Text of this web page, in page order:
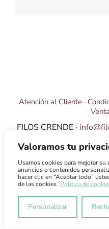
Valoramos tu
Usamos cookies para mejorar
anuncios o contenidos
hacer clic en “Aceptar todo”
de las cookies. Política de
Personalizar
Atención al Cliente ·
Venta
FILOS CRENDE ·